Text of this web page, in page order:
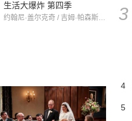
3
4
5
生活大爆炸 第四季
约翰尼·盖尔克奇 / 吉姆·帕森斯 / 凯莉·库柯